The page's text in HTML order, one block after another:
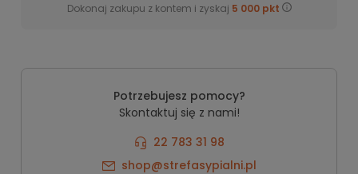
Dokonaj zakupu z kontem i zyskaj 5 000pkt
Potrzebujesz pomocy?
Skontaktuj się z nami!
22 783 31 98
shop@strefasypialni.pl